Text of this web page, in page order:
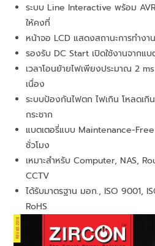
ระบบ Line Interactive พร้อม
ให้คงที่
หน้าจอ LCD แสดงสถานะการทำงา
รองรับ DC Start เปิดใช้งานจากแบ
เวลาโอนย้ายไฟเพียงประมาณ 2
เนื่อง
ระบบป้องกันไฟตก ไฟเกิน โหลดเกิ
กระชาก
แบตเตอรี่แบบ Maintenance-
ชั่วโมง
เหมาะสำหรับ Computer, NAS,
CCTV
ได้รับมาตรฐาน มอก., ISO 9001,
RoHS